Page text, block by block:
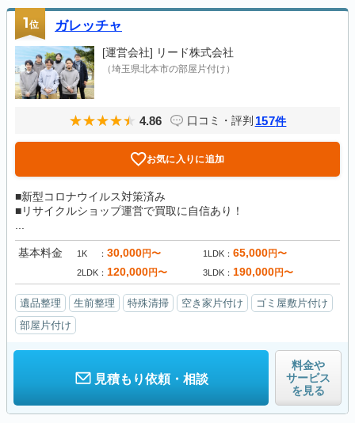
1位 ガレッチャ
[運営会社] リード株式会社
（埼玉県北本市の部屋片付け）
4.86 口コミ・評判 157件
お気に入りに追加
■新型コロナウイルス対策済み
■リサイクルショップ運営で買取に自信あり！
基本料金 1K 30,000円〜 1LDK 65,000円〜
2LDK 120,000円〜 3LDK 190,000円〜
遺品整理 生前整理 特殊清掃 空き家片付け
ゴミ屋敷片付け
部屋片付け
見積もり依頼・相談
料金や
サービス
を見る